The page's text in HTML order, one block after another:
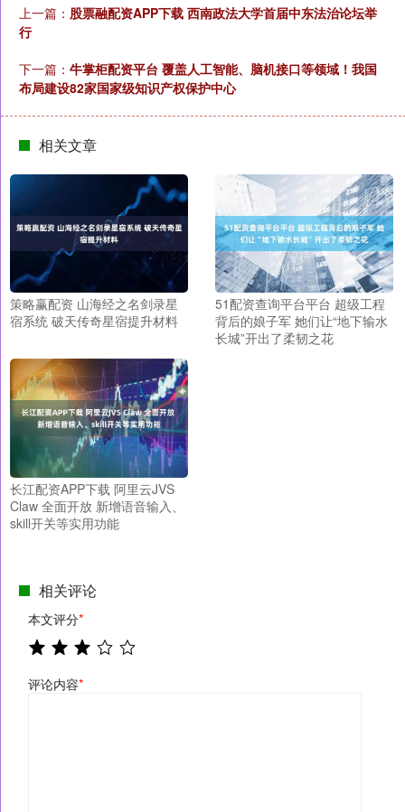
上一篇： 股票融配资APP下载 西南政法大学首届中东法治论坛举
行
下一篇： 牛掌柜配资平台 覆盖人工智能、脑机接口等领域！我国
布局建设82家国家级知识产权保护中心
相关文章
策略赢配资 山海经之名剑录星
宿系统 破天传奇星宿提升材料
51配资查询平台平台 超级工程
背后的娘子军 她们让“地下输水
长城”开出了柔韧之花
长江配资APP下载 阿里云JVS
Claw 全面开放 新增语音输入、
skill开关等实用功能
相关评论
本文评分*
评论内容*